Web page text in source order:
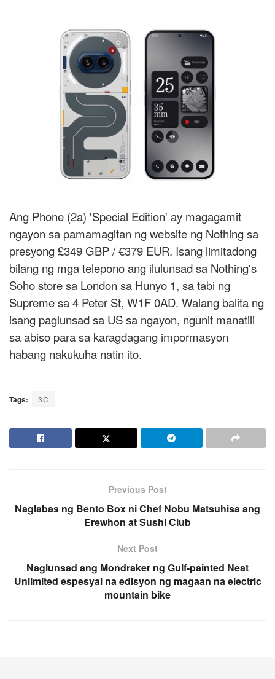
Ang Phone (2a) 'Special Edition' ay magagamit
ngayon sa pamamagitan ng website ng Nothing sa
presyong £349 GBP / €379 EUR. Isang limitadong
bilang ng mga telepono ang ilulunsad sa Nothing's
Soho store sa London sa Hunyo 1, sa tabi ng
Supreme sa 4 Peter St, W1F 0AD. Walang balita ng
isang paglunsad sa US sa ngayon, ngunit manatili
sa abiso para sa karagdagang impormasyon
habang nakukuha natin ito.
Tags: 3C
Previous Post
Naglabas ng Bento Box ni Chef Nobu Matsuhisa ang
Erewhon at Sushi Club
Next Post
Naglunsad ang Mondraker ng Gulf-painted Neat
Unlimited espesyal na edisyon ng magaan na electric
mountain bike